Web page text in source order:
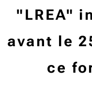
"LREA"
avant le
ce